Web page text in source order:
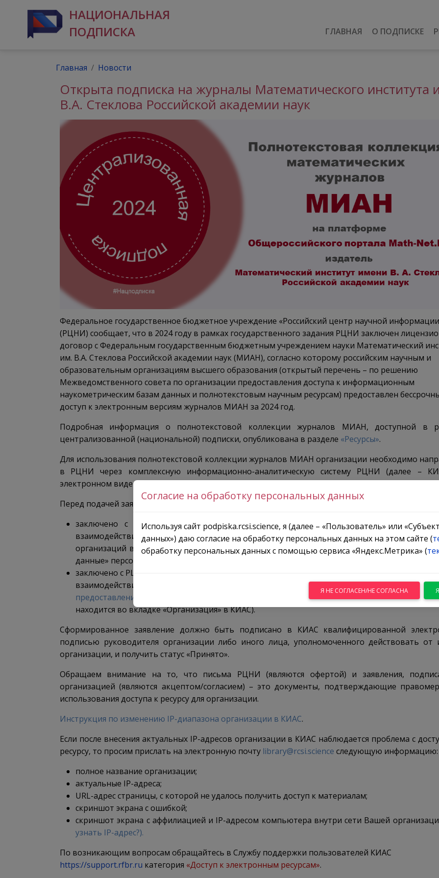
НАЦИОНАЛЬНАЯ
ПОДПИСКА
ГЛАВНАЯ О ПОДПИСКЕ
Главная Новости
Открыта подписка на журналы Математического института
В.А. Стеклова Российской академии наук
Федеральное государственное бюджетное учреждение «Российский центр научной
(РЦНИ) сообщает, что в 2024 году в рамках государственного задания РЦНИ заключен
договор с Федеральным государственным бюджетным учреждением науки Математический
им. В.А. Стеклова Российской академии наук (МИАН), согласно которому российским научным и
образовательным организациям высшего образования (открытый перечень – по решению
Межведомственного совета по организации предоставления доступа к информационным
наукометрическим базам данных и полнотекстовым научным ресурсам) предоставлен
доступ к электронным версиям журналов МИАН за 2024 год.
Подробная информация о полнотекстовой коллекции журналов МИАН, доступной в
централизованной (национальной) подписки, опубликована в разделе «Ресурсы».
Для использования полнотекстовой коллекции журналов МИАН организации необходимо
в РЦНИ через комплексную информационно-аналитическую систему РЦНИ (далее –
электронном видезаявление о предоставлении доступа к электронным версиям журналов
Перед подачей заявления необходимо убедиться в том, что:
заключено с РЦНИ Соглашение об использовании электронной подписи в
взаимодействии РЦНИ с физическим лицом (для руководителей организаций,
организаций в КИАС и кураторов подписки; шаблон соглашения находится во вкладке
данные» персонального кабинета пользователя КИАС);
заключено с РЦНИ Соглашение об использовании электронной подписи в электронном
взаимодействии РЦНИ с организацией (см.
«Инструкция по созданию заявления о
предоставлении доступа к электронным ресурсам в КИАС РЦНИ (РФФИ)») (шаблон
находится во вкладке «Организация» в КИАС).
Сформированное заявление должно быть подписано в КИАС квалифицированной
подписью руководителя организации либо иного лица, уполномоченного действовать от
организации, и получить статус «Принято».
Обращаем внимание на то, что письма РЦНИ (являются офертой) и заявления,
организацией (являются акцептом/согласием) – это документы, подтверждающие
использования доступа к ресурсу для организации.
Инструкция по изменению IP-диапазона организации в КИАС.
Если после внесения актуальных IP-адресов организации в КИАС наблюдается проблема с
ресурсу, то просим прислать на электронную почту library@rcsi.science следующую информацию:
полное название организации;
актуальные IP-адреса;
URL-адрес страницы, с которой не удалось получить доступ к материалам;
скриншот экрана с ошибкой;
скриншот экрана с аффилиацией и IP-адресом компьютера внутри сети Вашей
узнать IP-адрес?).
По возникающим вопросам обращайтесь в Службу поддержки пользователей КИАС
https://support.rfbr.ru категория «Доступ к электронным ресурсам».
Согласие на обработку персональных данных
Используя сайт podpiska.rcsi.science, я (далее – «Пользователь» или
данных») даю согласие на обработку персональных данных на этом сайте (
обработку персональных данных с помощью сервиса «Яндекс.Метрика» (
Я НЕ СОГЛАСЕН/НЕ СОГЛАСНА